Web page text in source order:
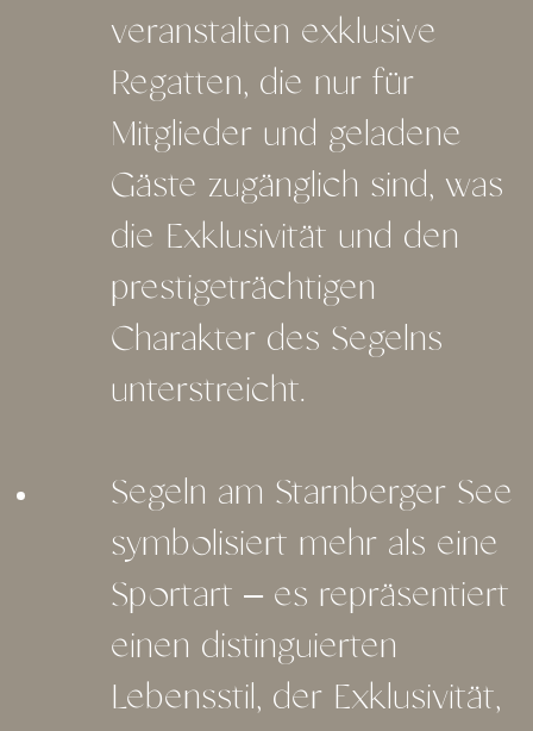
veranstalten exklusive
Regatten, die nur für
Mitglieder und geladene
Gäste zugänglich sind, was
die Exklusivität und den
prestigeträchtigen
Charakter des Segelns
unterstreicht.
Segeln am Starnberger See
symbolisiert mehr als eine
Sportart – es repräsentiert
einen distinguierten
Lebensstil, der Exklusivität,